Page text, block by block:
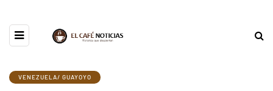
VENEZUELA/ GUAYOYO